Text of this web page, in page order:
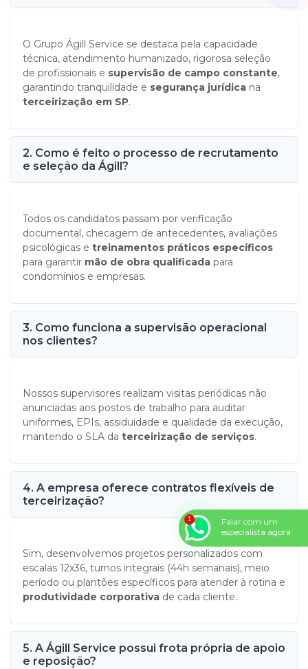
O Grupo Ágill Service se destaca pela capacidade
técnica, atendimento humanizado, rigorosa seleção
de profissionais e supervisão de campo constante,
garantindo tranquilidade e segurança jurídica na
terceirização em SP.
2. Como é feito o processo de recrutamento
e seleção da Ágill?
Todos os candidatos passam por verificação
documental, checagem de antecedentes, avaliações
psicológicas e treinamentos práticos específicos
para garantir mão de obra qualificada para
condomínios e empresas.
3. Como funciona a supervisão operacional
nos clientes?
Nossos supervisores realizam visitas periódicas não
anunciadas aos postos de trabalho para auditar
uniformes, EPIs, assiduidade e qualidade da execução,
mantendo o SLA da terceirização de serviços.
4. A empresa oferece contratos flexíveis de
terceirização?
Sim, desenvolvemos projetos personalizados com
escalas 12x36, turnos integrais (44h semanais), meio
período ou plantões específicos para atender à rotina e
produtividade corporativa de cada cliente.
5. A Ágill Service possui frota própria de apoio
e reposição?
Falar com um
especialista agora